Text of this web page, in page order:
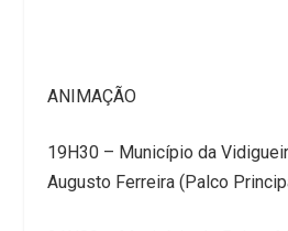
ANIMAÇÃO
19H30 – Município da
Augusto Ferreira (Palco